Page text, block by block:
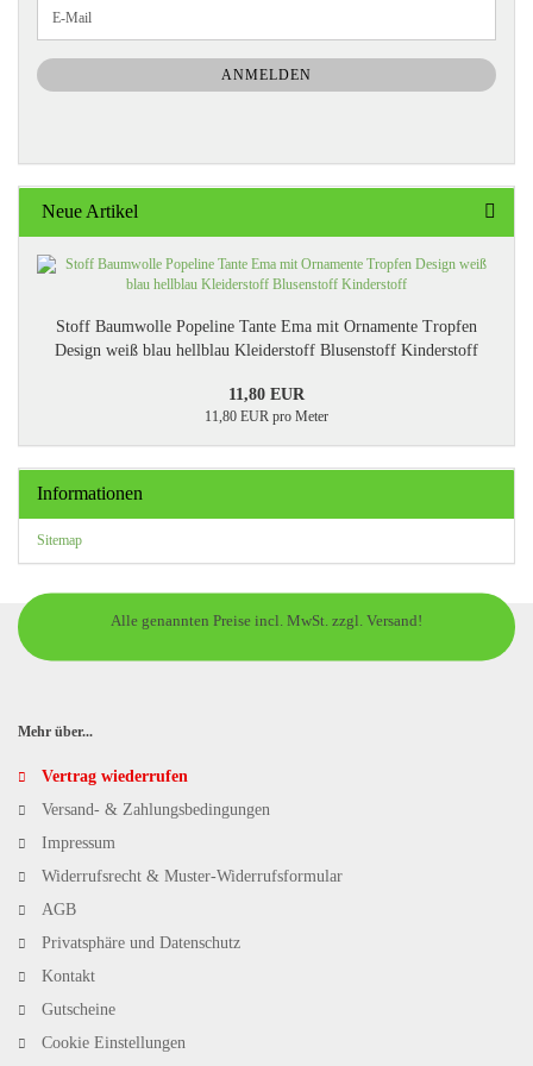
ZUR
NEWSLETTER-
ANMELDUNG
E-
Mail
ANMELDEN
Neue Artikel
Stoff Baumwolle Popeline Tante Ema mit Ornamente Tropfen
Design weiß blau hellblau Kleiderstoff Blusenstoff Kinderstoff
11,80 EUR
11,80 EUR pro Meter
Informationen
Sitemap
Alle genannten Preise incl. MwSt. zzgl. Versand!
Mehr über...
Vertrag wiederrufen
Versand- & Zahlungsbedingungen
Impressum
Widerrufsrecht & Muster-Widerrufsformular
AGB
Privatsphäre und Datenschutz
Kontakt
Gutscheine
Cookie Einstellungen